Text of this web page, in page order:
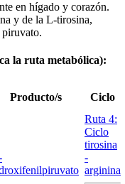
en hígado y corazón.
y de la L-tirosina,
la ruta metabólica):
Producto/s Ciclo
Ruta 4:
Ciclo
tirosina
-
arginina